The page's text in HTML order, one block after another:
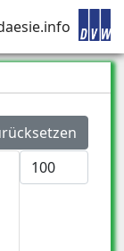
Anzeige #